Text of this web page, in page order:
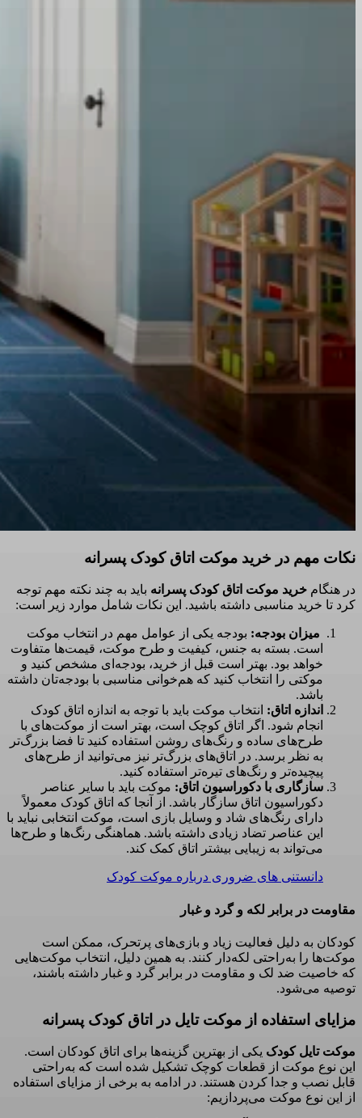
نکات مهم در خرید موکت اتاق کودک پسرانه
در هنگام خرید موکت اتاق کودک پسرانه باید به چند نکته مهم توجه
کرد تا خرید مناسبی داشته باشید. این نکات شامل موارد زیر است:
میزان بودجه: بودجه یکی از عوامل مهم در انتخاب موکت
است. بسته به جنس، کیفیت و طرح موکت، قیمت‌ها متفاوت
خواهد بود. بهتر است قبل از خرید، بودجه‌ای مشخص کنید و
موکتی را انتخاب کنید که هم‌خوانی مناسبی با بودجه‌تان داشته
باشد.
اندازه اتاق: انتخاب موکت باید با توجه به اندازه اتاق کودک
انجام شود. اگر اتاق کوچک است، بهتر است از موکت‌های با
طرح‌های ساده و رنگ‌های روشن استفاده کنید تا فضا بزرگ‌تر
به نظر برسد. در اتاق‌های بزرگ‌تر نیز می‌توانید از طرح‌های
پیچیده‌تر و رنگ‌های تیره‌تر استفاده کنید.
سازگاری با دکوراسیون اتاق: موکت باید با سایر عناصر
دکوراسیون اتاق سازگار باشد. از آنجا که اتاق کودک معمولاً
دارای رنگ‌های شاد و وسایل بازی است، موکت انتخابی نباید با
این عناصر تضاد زیادی داشته باشد. هماهنگی رنگ‌ها و طرح‌ها
می‌تواند به زیبایی بیشتر اتاق کمک کند.
دانستنی های ضروری درباره موکت کودک
مقاومت در برابر لکه و گرد و غبار
کودکان به دلیل فعالیت زیاد و بازی‌های پرتحرک، ممکن است
موکت‌ها را به‌راحتی لکه‌دار کنند. به همین دلیل، انتخاب موکت‌هایی
که خاصیت ضد لک و مقاومت در برابر گرد و غبار داشته باشند،
توصیه می‌شود.
مزایای استفاده از موکت تایل در اتاق کودک پسرانه
موکت تایل کودک یکی از بهترین گزینه‌ها برای اتاق کودکان است.
این نوع موکت از قطعات کوچک تشکیل شده است که به‌راحتی
قابل نصب و جدا کردن هستند. در ادامه به برخی از مزایای استفاده
از این نوع موکت می‌پردازیم: